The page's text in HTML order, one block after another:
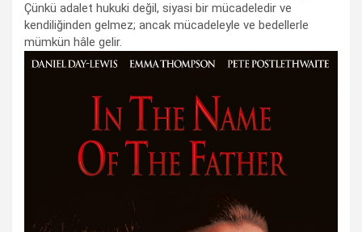
Çünkü adalet hukuki değil, siyasi bir mücadeledir ve
kendiliğinden gelmez; ancak mücadeleyle ve bedellerle
mümkün hâle gelir.